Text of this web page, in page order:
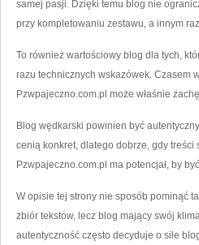
samej pasji. Dzięki temu blog nie
przy kompletowaniu zestawu, a innym
To również wartościowy blog dla tych,
razu technicznych wskazówek. Czasem
Pzwpajeczno.com.pl może właśnie
Blog wędkarski powinien być
cenią konkret, dlatego dobrze, gdy treści
Pzwpajeczno.com.pl ma potencjał, by
W opisie tej strony nie sposób pominąć
zbiór tekstów, lecz blog mający swój
autentyczność często decyduje o sile